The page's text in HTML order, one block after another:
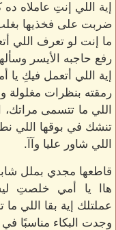
إية اللي إنتِ عاملاه
ضربت على فخذيها
ما إنت لو تعرف اللي
رفع حاجبه الأيسر
إية اللي أتعمل فيكِ يا
رمقته بنظرات مغلولة
اللي ما تتسمى
تنشك في بوقها اللي
اللي شاور عليا وآآ.
قاطعها مجدي بملل
هاا يا أمي خلصتِ
عملتلك إية بقا اللي
وجدت البكاء مناسبًا